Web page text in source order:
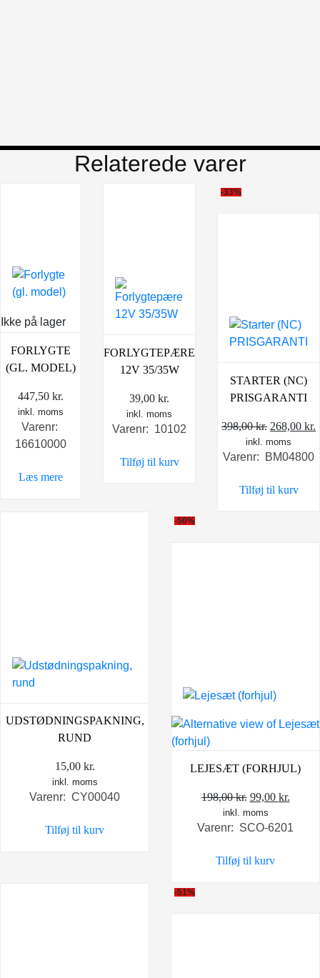
Relaterede varer
Ikke på lager
FORLYGTE
(GL. MODEL)
447,50 kr.
inkl. moms
Varenr:
16610000
Læs mere
FORLYGTEPÆRE
12V 35/35W
39,00 kr.
inkl. moms
Varenr: 10102
Tilføj til kurv
-33%
STARTER (NC)
PRISGARANTI
398,00kr. Den
pris
398,00
268,00 kr.
inkl. moms
Varenr: BM04800
Tilføj til kurv
UDSTØDNINGSPAKNING,
RUND
15,00 kr.
inkl. moms
Varenr: CY00040
Tilføj til kurv
-50%
LEJESÆT (FORHJUL)
198,00kr. Den
oprindelige
pris
198,00 kr..
99,00 kr.
pris
inkl. moms
Varenr: SCO-6201
Tilføj til kurv
-51%